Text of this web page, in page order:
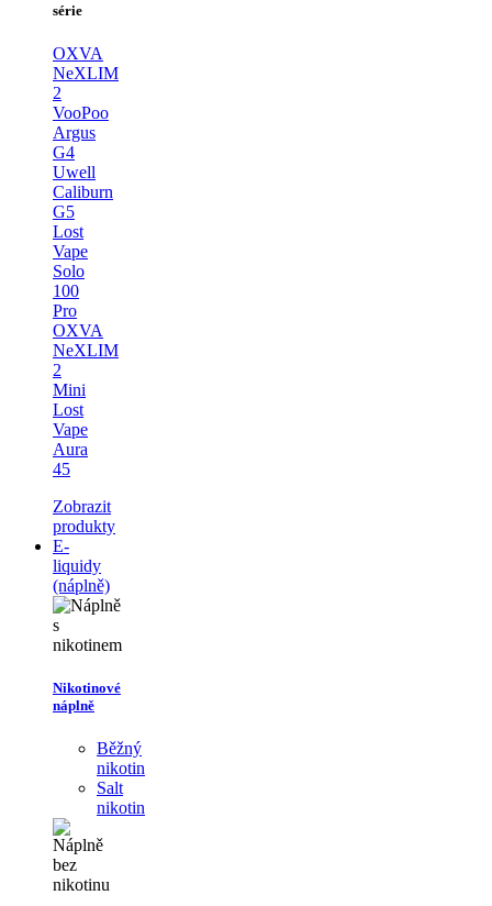
série
OXVA
NeXLIM
2
VooPoo
Argus
G4
Uwell
Caliburn
G5
Lost
Vape
Solo
100
Pro
OXVA
NeXLIM
2
Mini
Lost
Vape
Aura
45
Zobrazit
produkty
E-
liquidy
(náplně)
Nikotinové
náplně
Běžný
nikotin
Salt
nikotin